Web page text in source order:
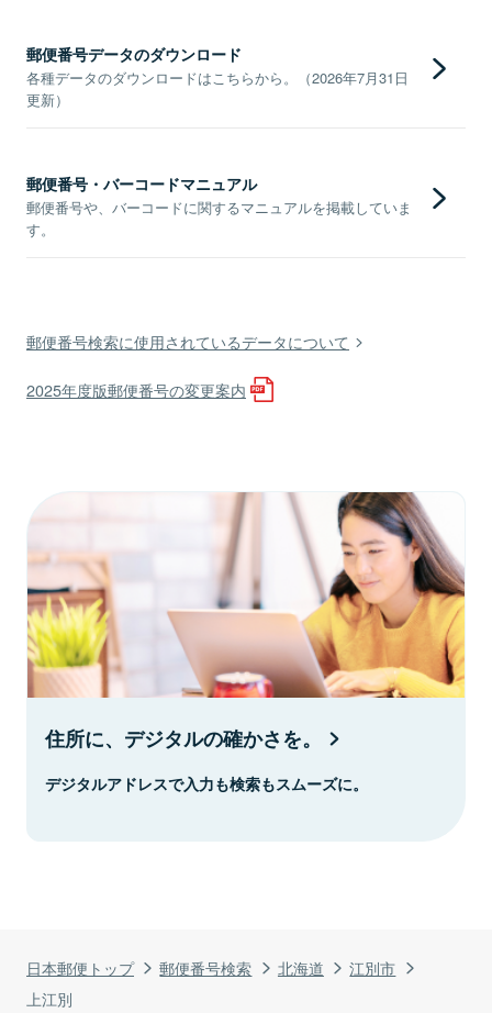
日本郵便トップ 郵便番号検索 北海道
江別市
上江別
郵便番号データのダウンロード
各種データのダウンロードはこちらから。（2026年7月31日
更新）
郵便番号・バーコードマニュアル
郵便番号や、バーコードに関するマニュアルを掲載していま
す。
郵便番号検索に使用されているデータについて
2025年度版郵便番号の変更案内
住所に、デジタルの確かさを。
デジタルアドレスで入力も検索もスムーズに。